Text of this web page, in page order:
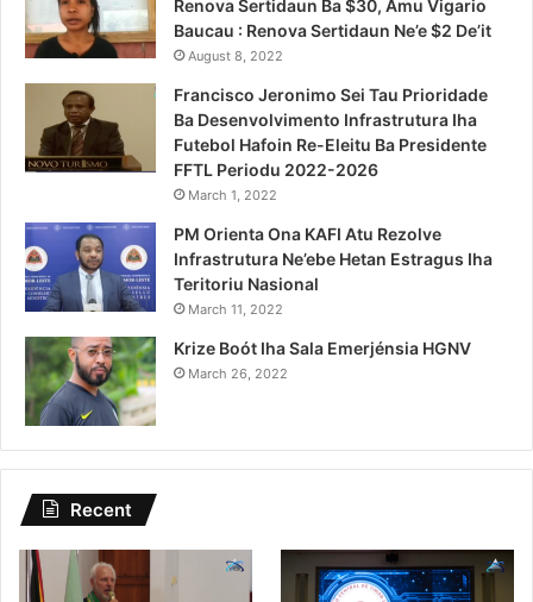
Renova Sertidaun Ba $30, Amu Vigario
Baucau : Renova Sertidaun Ne’e $2 De’it
August 8, 2022
Francisco Jeronimo Sei Tau Prioridade
Ba Desenvolvimento Infrastrutura Iha
Futebol Hafoin Re-Eleitu Ba Presidente
FFTL Periodu 2022-2026
March 1, 2022
PM Orienta Ona KAFI Atu Rezolve
Infrastrutura Ne’ebe Hetan Estragus Iha
Teritoriu Nasional
March 11, 2022
Krize Boót Iha Sala Emerjénsia HGNV
March 26, 2022
Recent